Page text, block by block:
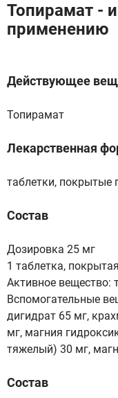
Топирамат -
применению
Действующее
Топирамат
Лекарственная
таблетки, покрытые
Состав
Дозировка 25 мг
1 таблетка,
Активное вещество:
Вспомогательные
дигидрат 65 мг,
мг, магния
тяжелый) 30 мг,
Состав